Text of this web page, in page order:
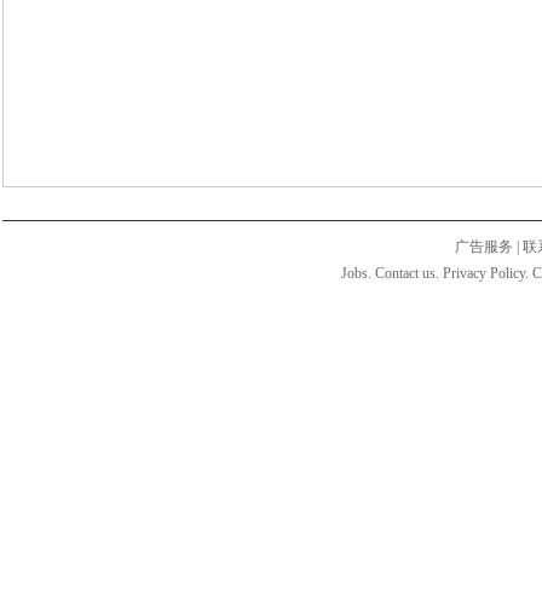
广告服务
联
Jobs. Contact us. Privacy Policy.